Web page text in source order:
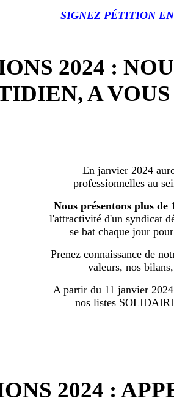
SIGNEZ PÉTITION
2024 :
A
En janvier 2024
professionnelles au
Nous présentons plus de
l'attractivité d'un syndicat
se bat chaque jour
Prenez connaissance de
valeurs, nos
A partir du 11 janvier
nos listes
2024 :